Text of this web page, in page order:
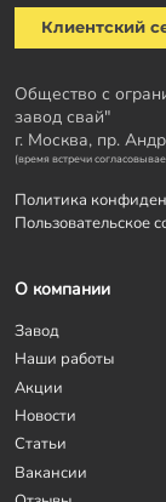
Клиентский
Общество с
завод свай"
г. Москва, пр.
(время встречи
Политика
Пользовательское
О компании
Завод
Наши работы
Акции
Новости
Статьи
Вакансии